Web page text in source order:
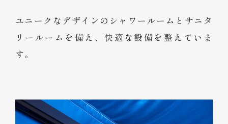
ユニークなデザインのシャワールームとサニタ
リールームを備え、快適な設備を整えていま
す。